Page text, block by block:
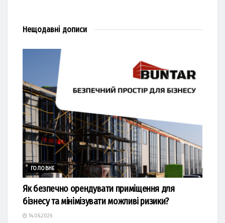
Нещодавні дописи
ГОЛОВНЕ
Як безпечно орендувати приміщення для
бізнесу та мінімізувати можливі ризики?
14.06.2026